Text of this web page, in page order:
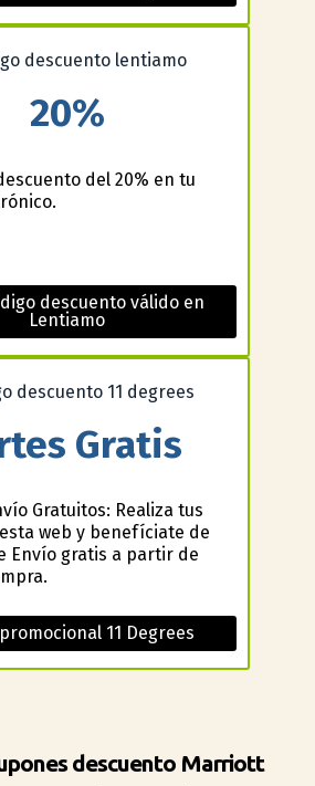
20%
del 20% en tu
descuento válido en
Lentiamo
Gratis
Gratuitos: Realiza tus
web y benefíciate de
Envío gratis a partir de
11 Degrees
descuento Marriott